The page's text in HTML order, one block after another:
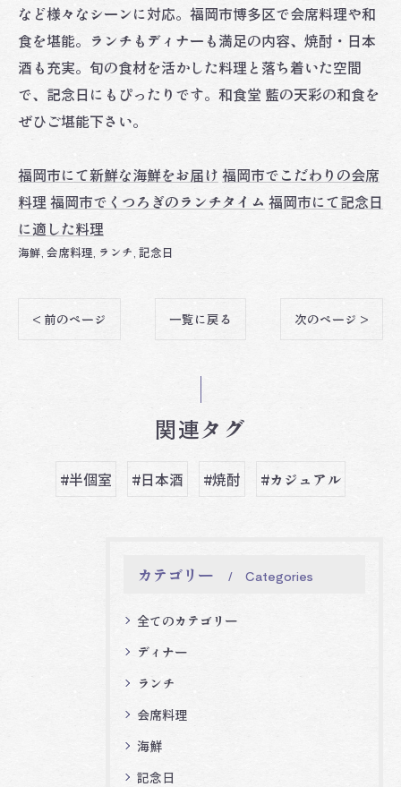
など様々なシーンに対応。福岡市博多区で会席料理や和
食を堪能。ランチもディナーも満足の内容、焼酎・日本
酒も充実。旬の食材を活かした料理と落ち着いた空間
で、記念日にもぴったりです。和食堂 藍の天彩の和食を
ぜひご堪能下さい。
福岡市にて新鮮な海鮮をお届け 福岡市でこだわりの会席
料理福岡市でくつろぎのランチタイム 福岡市にて記念日
に適した料理
海鮮 会席料理 ランチ 記念日
< 前のページ 一覧に戻る 次のページ >
関連タグ
#半個室 #日本酒 #焼酎 #カジュアル
カテゴリー Categories
全てのカテゴリー
ディナー
ランチ
会席料理
海鮮
記念日